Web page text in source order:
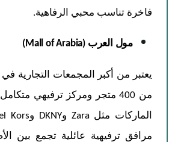
فاخرة تناسب محبي الرفاهية.
مول العرب (Mall of Arabia)
يعتبر من أكبر المجمعات التجارية
من 400 متجر ومركز ترفيهي
مرافق ترفيهية عائلية تجمع بين